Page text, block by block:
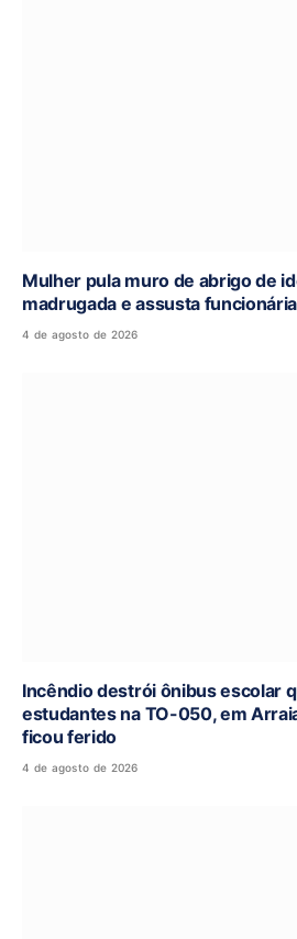
Mulher pula muro de abrigo de
madrugada e assusta
4 de agosto de 2026
Incêndio destrói ônibus escolar
estudantes na TO-050, em
ficou ferido
4 de agosto de 2026